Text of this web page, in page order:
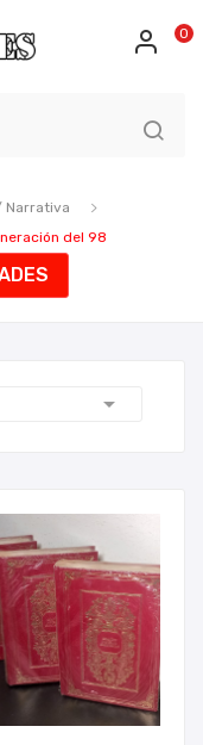
0
Narrativa
del 98
